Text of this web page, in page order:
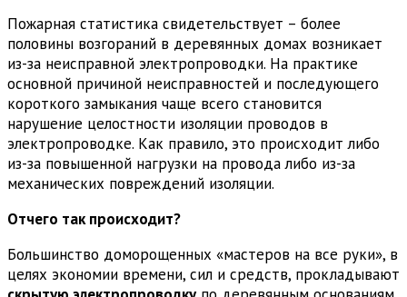
Пожарная статистика свидетельствует – более
половины возгораний в деревянных домах возникает
из-за неисправной электропроводки. На практике
основной причиной неисправностей и последующего
короткого замыкания чаще всего становится
нарушение целостности изоляции проводов в
электропроводке. Как правило, это происходит либо
из-за повышенной нагрузки на провода либо из-за
механических повреждений изоляции.
Отчего так происходит?
Большинство доморощенных «мастеров на все руки», в
целях экономии времени, сил и средств, прокладывают